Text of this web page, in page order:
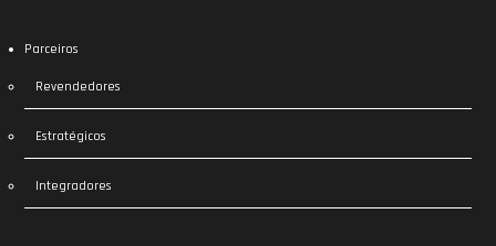
Parceiros
Revendedores
Estratégicos
Integradores